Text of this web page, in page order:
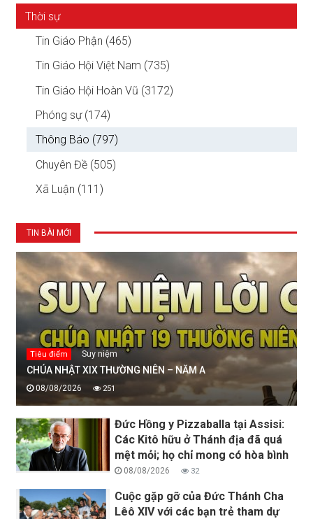
Thời sự
Tin Giáo Phận (465)
Tin Giáo Hội Việt Nam (735)
Tin Giáo Hội Hoàn Vũ (3172)
Phóng sự (174)
Thông Báo (797)
Chuyên Đề (505)
Xã Luận (111)
TIN BÀI MỚI
Tiêu điểm Suy niệm
CHÚA NHẬT XIX THƯỜNG NIÊN – NĂM A
08/08/2026 251
Đức Hồng y Pizzaballa tại Assisi:
Các Kitô hữu ở Thánh địa đã quá
mệt mỏi; họ chỉ mong có hòa bình
08/08/2026 32
Cuộc gặp gỡ của Đức Thánh Cha
Lêô XIV với các bạn trẻ tham dự